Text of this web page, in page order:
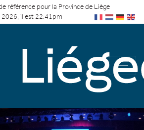
référence pour la Province de Liège
il est 22:41pm